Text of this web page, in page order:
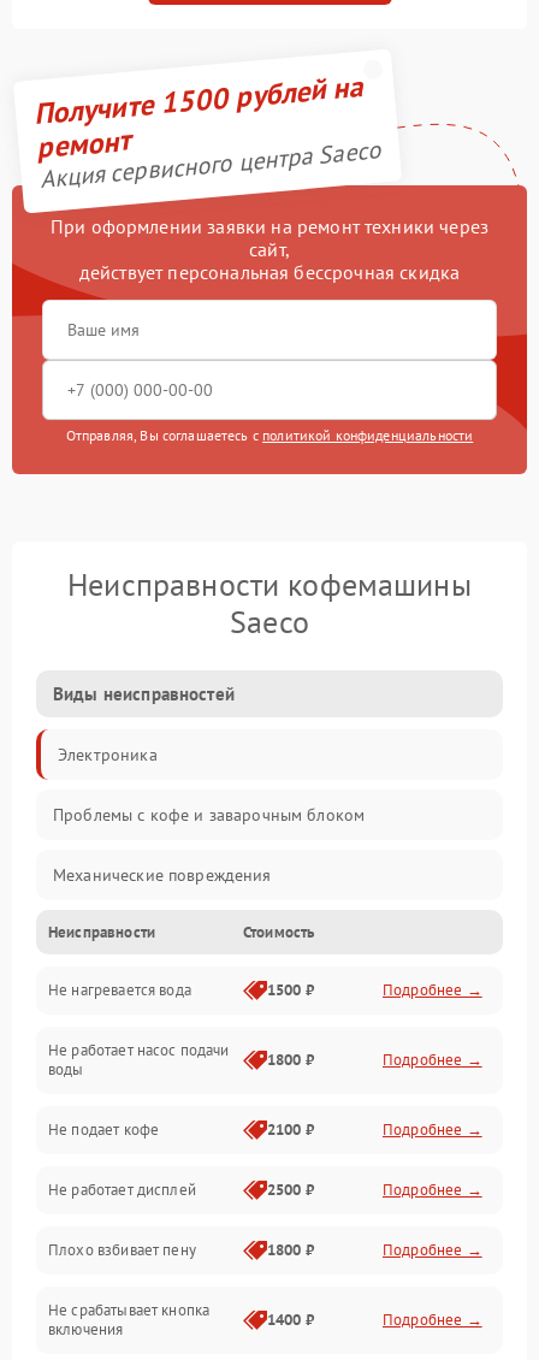
Получите 1500 рублей на
ремонт
Акция сервисного центра Saeco
При оформлении заявки на ремонт техники через
сайт,
действует персональная бессрочная скидка
Отправляя, Вы соглашаетесь с политикой конфиденциальности
Неисправности кофемашины
Saeco
Виды неисправностей
Электроника
Проблемы с кофе и заварочным блоком
Механические повреждения
Прочие неисправности
Включение и работа
Проблемы с водой
Неисправности Стоимость
Не нагревается вода 1500 ₽ Подробнее →
Не работает насос подачи
воды
1800 ₽ Подробнее →
Не подает кофе 2100 ₽ Подробнее →
Не работает дисплей 2500 ₽ Подробнее →
Плохо взбивает пену 1800 ₽ Подробнее →
Не срабатывает кнопка
включения
1400 ₽ Подробнее →